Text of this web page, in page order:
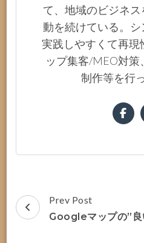
て、地域のビジネ
動を続けている。シ
実践しやすくて再現
ップ集客/MEO対策
制作等を行
Post
Navigation
Prev Post
Googleマップの”良